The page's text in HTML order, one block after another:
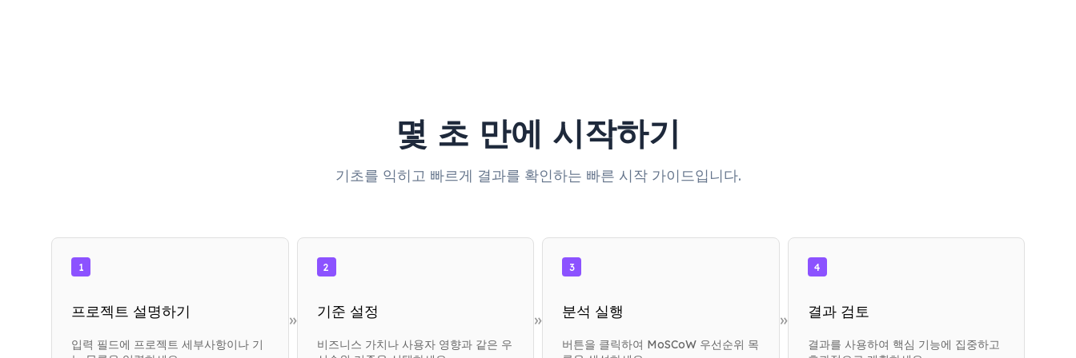
몇 초 만에 시작하기
기초를 익히고 빠르게 결과를 확인하는 빠른 시작 가이드입니다.
1
프로젝트 설명하기
입력 필드에 프로젝트 세부사항이나 기
»
2
기준 설정
비즈니스 가치나 사용자 영향과 같은 우
»
3
분석 실행
버튼을 클릭하여 MoSCoW 우선순위 목
»
4
결과 검토
결과를 사용하여 핵심 기능에 집중하고